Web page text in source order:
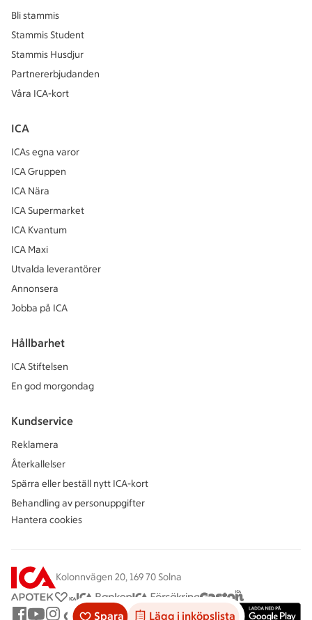
Spara Lägg i inköpslista
Bli stammis
Stammis Student
Stammis Husdjur
Partnererbjudanden
Våra ICA-kort
ICA
ICAs egna varor
ICA Gruppen
ICA Nära
ICA Supermarket
ICA Kvantum
ICA Maxi
Utvalda leverantörer
Annonsera
Jobba på ICA
Hållbarhet
ICA Stiftelsen
En god morgondag
Kundservice
Reklamera
Återkallelser
Spärra eller beställ nytt ICA-kort
Behandling av personuppgifter
Hantera cookies
Kolonnvägen 20, 169 70 Solna